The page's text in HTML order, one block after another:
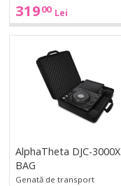
31900 Lei
AlphaTheta DJC-3000X
BAG
Genată de transport